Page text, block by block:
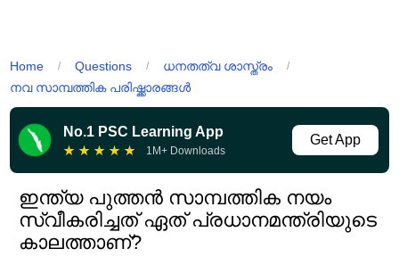
Home / Questions / ധനതത്വ ശാസ്ത്രം /
നവ സാമ്പത്തിക പരിഷ്ക്കാരങ്ങൾ
No.1 PSC Learning App
★ ★ ★ ★ ★ 1M+ Downloads
Get App
ഇന്ത്യ പുത്തൻ സാമ്പത്തിക നയം
സ്വീകരിച്ചത് ഏത് പ്രധാനമന്ത്രിയുടെ
കാലത്താണ്?